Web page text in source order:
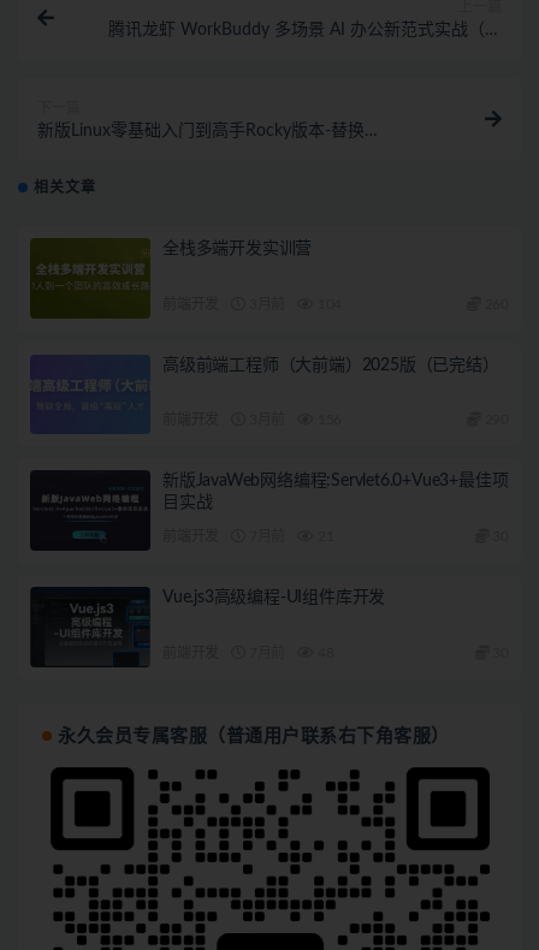
腾讯龙虾 WorkBuddy 多场景 AI 办公新范式实战（完
新版Linux零基础入门到高手Rocky版本-替换
相关文章
全栈多端开发实训营
高级前端工程师（大前端）2025版（已完结）
新版JavaWeb网络编程:Servlet6.0+Vue3+最佳项
目实战
Vue.js3高级编程-UI组件库开发
永久会员专属客服（普通用户联系右下角客服）